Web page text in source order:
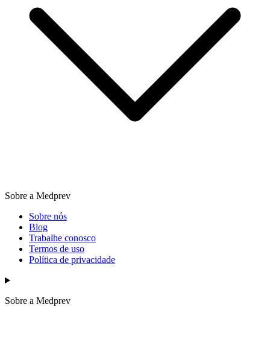
Sobre a Medprev
Sobre nós
Blog
Trabalhe conosco
Termos de uso
Política de privacidade
Sobre a Medprev